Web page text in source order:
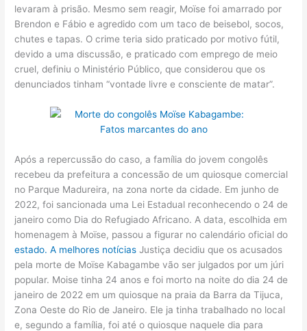
levaram à prisão. Mesmo sem reagir, Moïse foi amarrado por
Brendon e Fábio e agredido com um taco de beisebol, socos,
chutes e tapas. O crime teria sido praticado por motivo fútil,
devido a uma discussão, e praticado com emprego de meio
cruel, definiu o Ministério Público, que considerou que os
denunciados tinham “vontade livre e consciente de matar”.
Após a repercussão do caso, a família do jovem congolês
recebeu da prefeitura a concessão de um quiosque comercial
no Parque Madureira, na zona norte da cidade. Em junho de
2022, foi sancionada uma Lei Estadual reconhecendo o 24 de
janeiro como Dia do Refugiado Africano. A data, escolhida em
homenagem à Moïse, passou a figurar no calendário oficial do
estado. A melhores notícias Justiça decidiu que os acusados
pela morte de Moïse Kabagambe vão ser julgados por um júri
popular. Moise tinha 24 anos e foi morto na noite do dia 24 de
janeiro de 2022 em um quiosque na praia da Barra da Tijuca,
Zona Oeste do Rio de Janeiro. Ele ja tinha trabalhado no local
e, segundo a família, foi até o quiosque naquele dia para